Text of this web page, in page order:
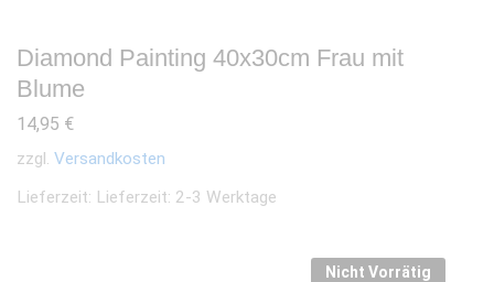
Diamond Painting 40x30cm Frau mit
Blume
14,95 €
zzgl. Versandkosten
Lieferzeit: Lieferzeit: 2-3 Werktage
Nicht Vorrätig